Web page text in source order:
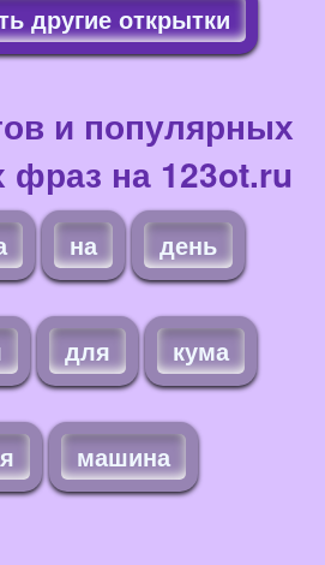
другие открытки
и популярных
фраз на 123ot.ru
на день
для кума
машина